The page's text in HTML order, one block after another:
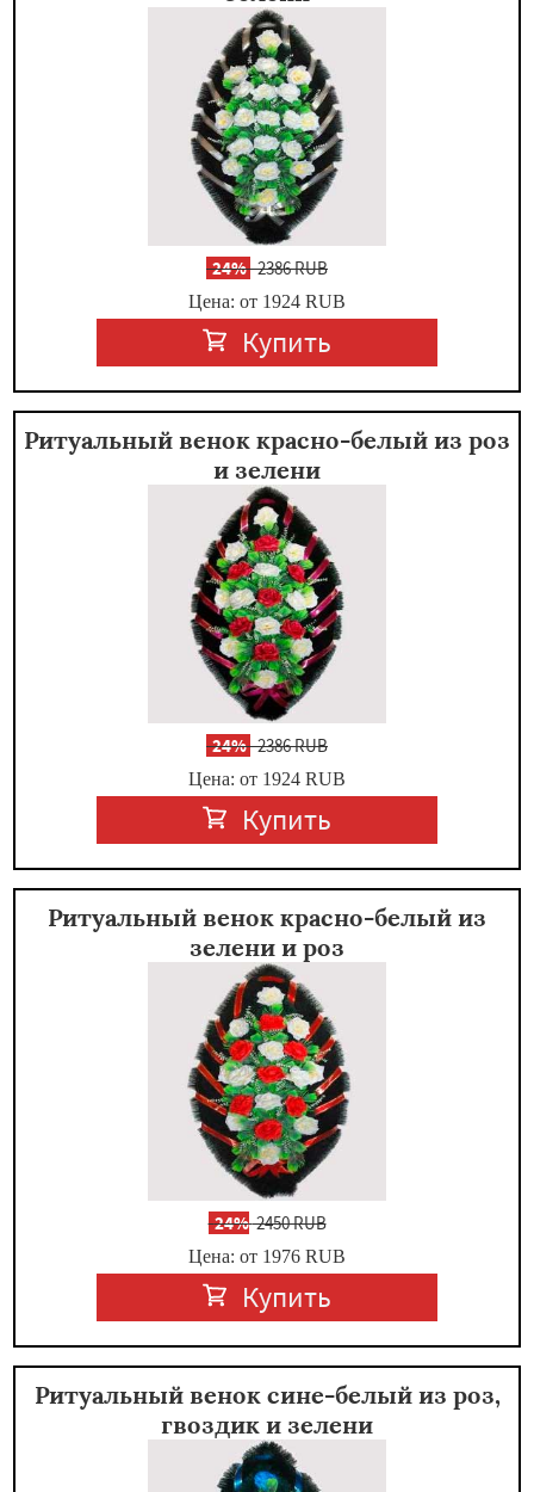
-24%2386 RUB
Цена: от 1924 RUB
Купить
Ритуальный венок красно-белый из роз
и зелени
-24%2386 RUB
Цена: от 1924 RUB
Купить
Ритуальный венок красно-белый из
зелени и роз
-24%2450 RUB
Цена: от 1976 RUB
Купить
Ритуальный венок сине-белый из роз,
гвоздик и зелени